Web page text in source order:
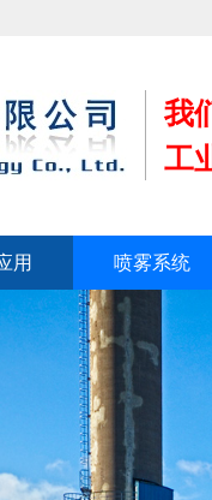
我
工
用 喷雾系统